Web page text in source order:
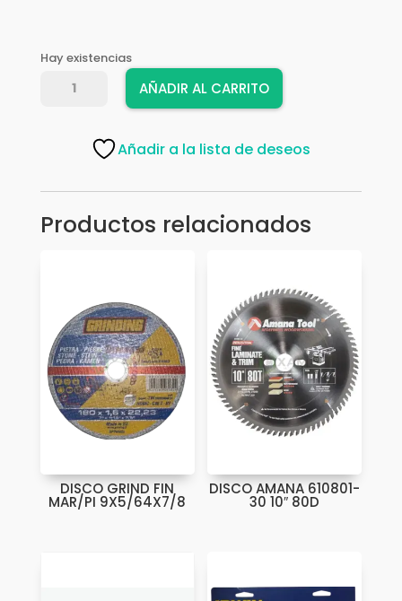
Hay existencias
DISCO
P/MADERA
DWA11040
AÑADIR AL CARRITO
Añadir a la lista de deseos
Productos relacionados
DISCO GRIND FIN
MAR/PI 9X5/64X7/8
DISCO AMANA 610801-
30 10″ 80D